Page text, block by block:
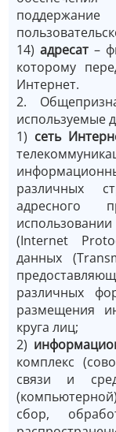
14) адресат –
которому
Интернет.
2.
используемые
1) сеть
различных
адресного
(Internet
данных
различных
размещения
круга лиц;
2)
комплекс
связи и
сбор,